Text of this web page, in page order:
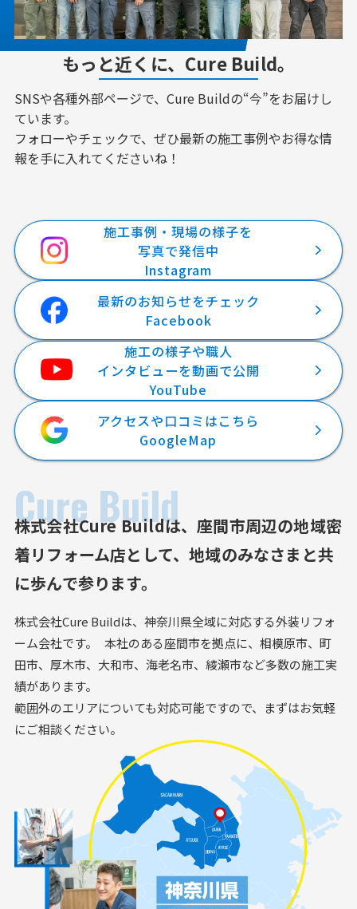
もっと近くに、Cure Build。
SNSや各種外部ページで、Cure Buildの“今”をお届けし
ています。
フォローやチェックで、ぜひ最新の施工事例やお得な情
報を手に入れてくださいね！
施工事例・現場の様子を
写真で発信中
Instagram
最新のお知らせをチェック
Facebook
施工の様子や職人
インタビューを動画で公開
YouTube
アクセスや口コミはこちら
GoogleMap
Cure Build
株式会社Cure Buildは、座間市周辺の地域密
着リフォーム店として、地域のみなさまと共
に歩んで参ります。
株式会社Cure Buildは、神奈川県全域に対応する外装リフォ
ーム会社です。 本社のある座間市を拠点に、相模原市、町
田市、厚木市、大和市、海老名市、綾瀬市など多数の施工実
績があります。
範囲外のエリアについても対応可能ですので、まずはお気軽
にご相談ください。